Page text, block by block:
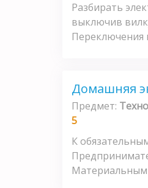
Разбирать
выключив
Переключения
Домашняя
Предмет:
5
К